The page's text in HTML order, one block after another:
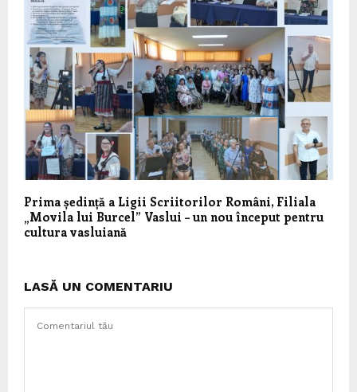
Prima ședință a Ligii Scriitorilor Români, Filiala
„Movila lui Burcel” Vaslui – un nou început pentru
cultura vasluiană
LASĂ UN COMENTARIU